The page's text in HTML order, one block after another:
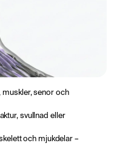
muskler, senor och
svullnad eller
och mjukdelar –